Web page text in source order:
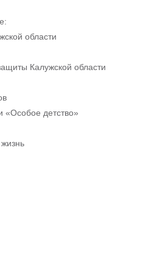
области
Калужской области
«Особое детство»